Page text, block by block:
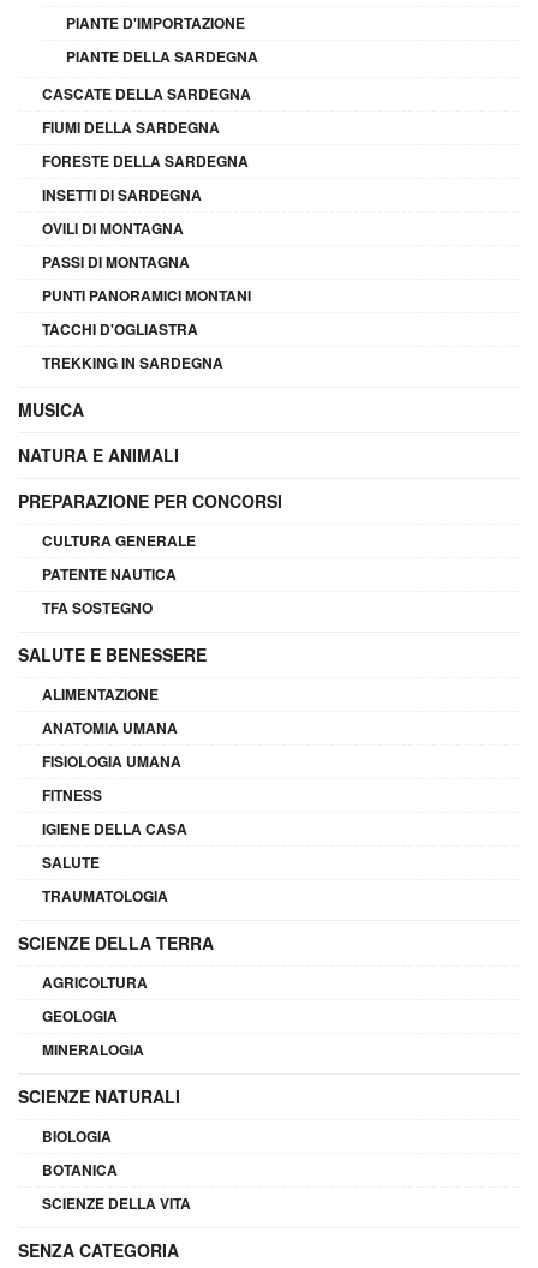
PIANTE D'IMPORTAZIONE
PIANTE DELLA SARDEGNA
CASCATE DELLA SARDEGNA
FIUMI DELLA SARDEGNA
FORESTE DELLA SARDEGNA
INSETTI DI SARDEGNA
OVILI DI MONTAGNA
PASSI DI MONTAGNA
PUNTI PANORAMICI MONTANI
TACCHI D'OGLIASTRA
TREKKING IN SARDEGNA
MUSICA
NATURA E ANIMALI
PREPARAZIONE PER CONCORSI
CULTURA GENERALE
PATENTE NAUTICA
TFA SOSTEGNO
SALUTE E BENESSERE
ALIMENTAZIONE
ANATOMIA UMANA
FISIOLOGIA UMANA
FITNESS
IGIENE DELLA CASA
SALUTE
TRAUMATOLOGIA
SCIENZE DELLA TERRA
AGRICOLTURA
GEOLOGIA
MINERALOGIA
SCIENZE NATURALI
BIOLOGIA
BOTANICA
SCIENZE DELLA VITA
SENZA CATEGORIA